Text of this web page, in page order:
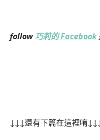
follow巧莉的 Facebook
↓↓↓還有下篇在這裡唷